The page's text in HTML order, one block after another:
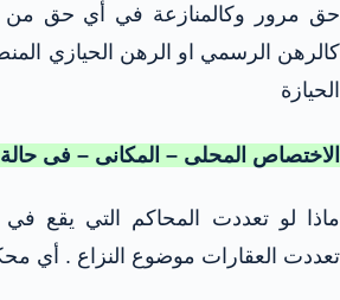
حق مرور وكالمنازعة في أي حق من
كالرهن الرسمي او الرهن الحيازي
الحيازة
الاختصاص المحلى – المكانى – فى حالة
ماذا لو تعددت المحاكم التي يقع في
تعددت العقارات موضوع النزاع . أي